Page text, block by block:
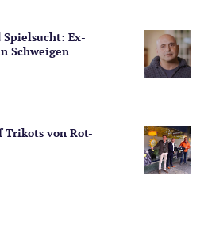
Ex-
Schweigen
Trikots von Rot-